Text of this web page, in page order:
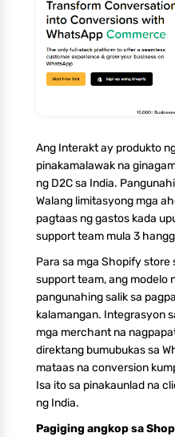
Ang Interakt ay produkto
pinakamalawak na
ng D2C sa India.
Walang limitasyong mga
pagtaas ng gastos kada
support team mula 3
Para sa mga Shopify store
support team, ang modelo
pangunahing salik sa
kalamangan. Integrasyon
mga merchant na
direktang bumubukas sa
mataas na conversion
Isa ito sa pinakaunlad na
ng India.
Pagiging angkop sa